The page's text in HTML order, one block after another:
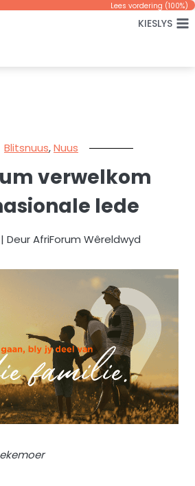
Lees vordering (100%)
KIESLYS
Blitsnuus,Nuus
verwelkom
lede
| Deur AfriForum Wêreldwyd